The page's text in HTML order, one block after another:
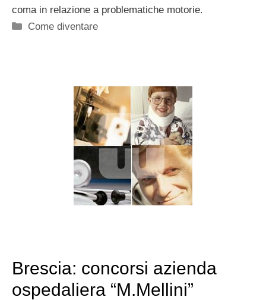
coma in relazione a problematiche motorie.
Categorie
Come diventare
Brescia: concorsi azienda
ospedaliera “M.Mellini”